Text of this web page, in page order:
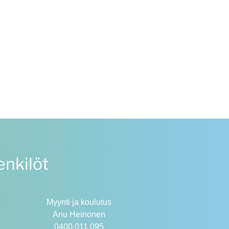
Myynti ja koulutus
Anu Heinonen
0400 011 095